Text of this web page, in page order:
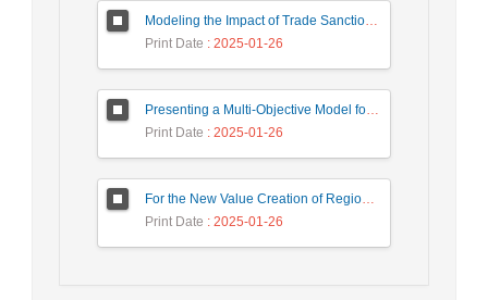
Modeling the Impact of Trade Sanctions on Monetary Variables in Iran's Economy
Print Date : 2025-01-26
Presenting a Multi-Objective Model for the Allocation and Capacity Building of Industrial Wastewater Recycling Centers with the Aim of Minimizing Transportation Costs and Maximizing Recycled Water Production
Print Date : 2025-01-26
For the New Value Creation of Regional (Economic-Political) Diplomacy of The Islamic Republic of Iran In Eurasia (Membership, Goals, Opportunities, Challenges
Print Date : 2025-01-26